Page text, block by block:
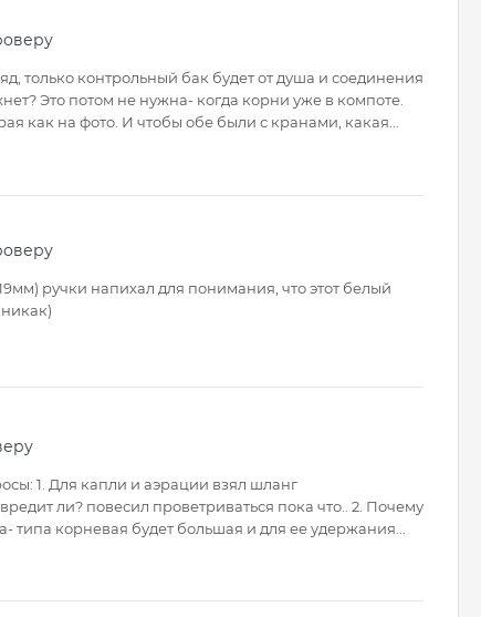
только контрольный бак будет от душа и соединения
Это потом не нужна- когда корни уже в компоте.
как на фото. И чтобы обе были с кранами, какая...
ручки напихал для понимания, что этот белый
1. Для капли и аэрации взял шланг
ли? повесил проветриваться пока что.. 2. Почему
типа корневая будет большая и для ее удержания...